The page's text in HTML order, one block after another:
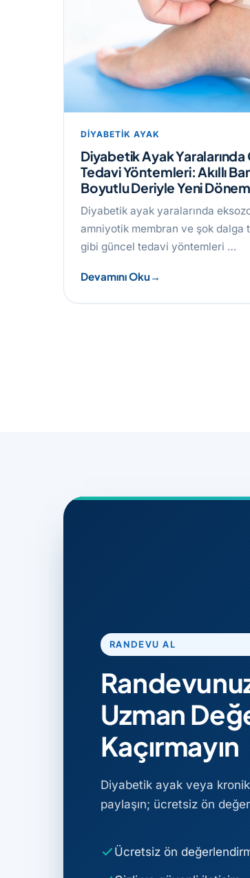
DIYABETIK AYAK
Diyabetik Ayak Yaralarında
Tedavi Yöntemleri: Akıllı
Boyutlu Deriyle Yeni Dönem
Diyabetik ayak yaralarında
amniyotik membran ve şok dalga
gibi güncel tedavi yöntemleri …
Devamını Oku
RANDEVU AL
Uzman
Kaçırmayın
Diyabetik ayak veya
paylaşın; ücretsiz ön
Ücretsiz ön